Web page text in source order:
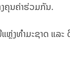
ຄຸນຄ່າຮ່ວມກັນ.
ແຫຼ່ງທຳມະຊາດ ແ